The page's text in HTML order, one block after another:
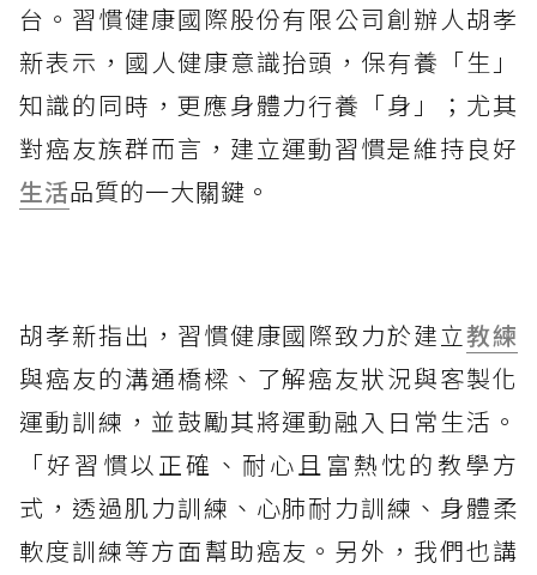
台。習慣健康國際股份有限公司創辦人胡孝
新表示，國人健康意識抬頭，保有養「生」
知識的同時，更應身體力行養「身」；尤其
對癌友族群而言，建立運動習慣是維持良好
生活品質的一大關鍵。
胡孝新指出，習慣健康國際致力於建立教練
與癌友的溝通橋樑、了解癌友狀況與客製化
運動訓練，並鼓勵其將運動融入日常生活。
「好習慣以正確、耐心且富熱忱的教學方
式，透過肌力訓練、心肺耐力訓練、身體柔
軟度訓練等方面幫助癌友。另外，我們也講